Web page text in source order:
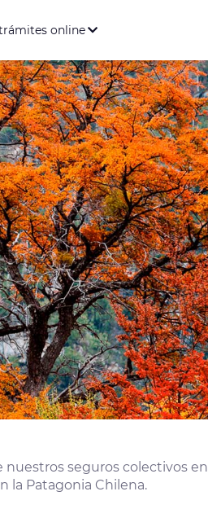
online
nuestros seguros colectivos en
la Patagonia Chilena.